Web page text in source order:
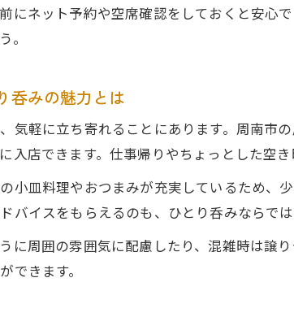
自分へのご褒美
カウンター席で
ひとり呑みでも
静かな店内でゆ
一人飲みでくつ
地酒とご当地料理で
にネット予約や空席確認をしておくと安心
。
呑みの魅力とは
気軽に立ち寄れることにあります。周南市
入店できます。仕事帰りやちょっとした空
小皿料理やおつまみが充実しているため
バイスをもらえるのも、ひとり呑みならでは
に周囲の雰囲気に配慮したり、混雑時は譲
できます。